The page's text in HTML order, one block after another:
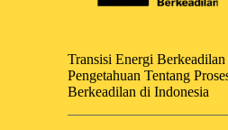
Transisi Energi
Pengetahuan Tentang
Berkeadilan di Indonesia